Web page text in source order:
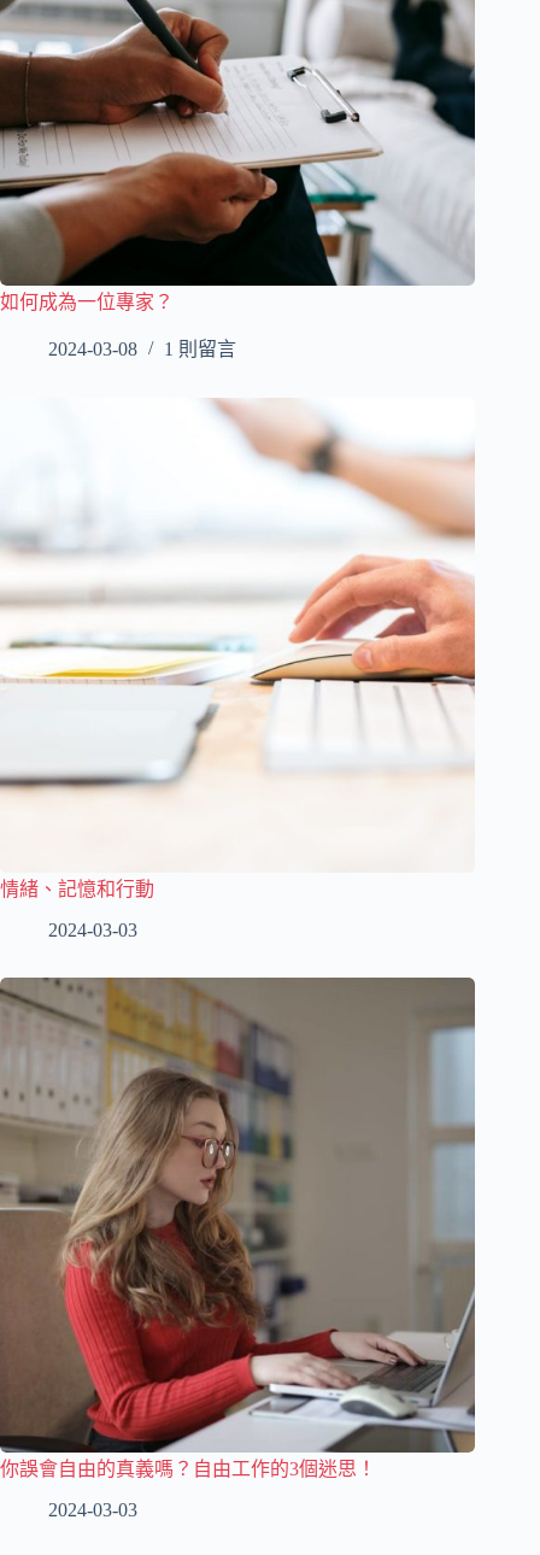
如何成為一位專家？
2024-03-08 1 則留言
情緒、記憶和行動
2024-03-03
你誤會自由的真義嗎？自由工作的3個迷思！
2024-03-03